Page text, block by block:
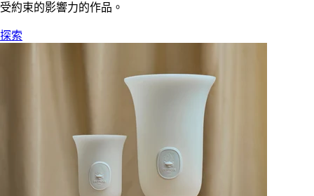
受約束的影響力的作品。
探索